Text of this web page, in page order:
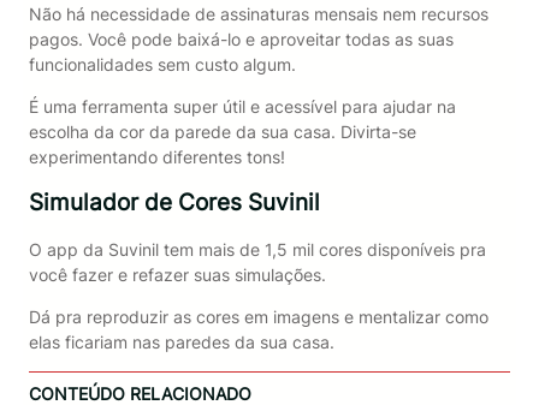
Não há necessidade de assinaturas mensais nem recursos
pagos. Você pode baixá-lo e aproveitar todas as suas
funcionalidades sem custo algum.
É uma ferramenta super útil e acessível para ajudar na
escolha da cor da parede da sua casa. Divirta-se
experimentando diferentes tons!
Simulador de Cores Suvinil
O app da Suvinil tem mais de 1,5 mil cores disponíveis pra
você fazer e refazer suas simulações.
Dá pra reproduzir as cores em imagens e mentalizar como
elas ficariam nas paredes da sua casa.
CONTEÚDO RELACIONADO